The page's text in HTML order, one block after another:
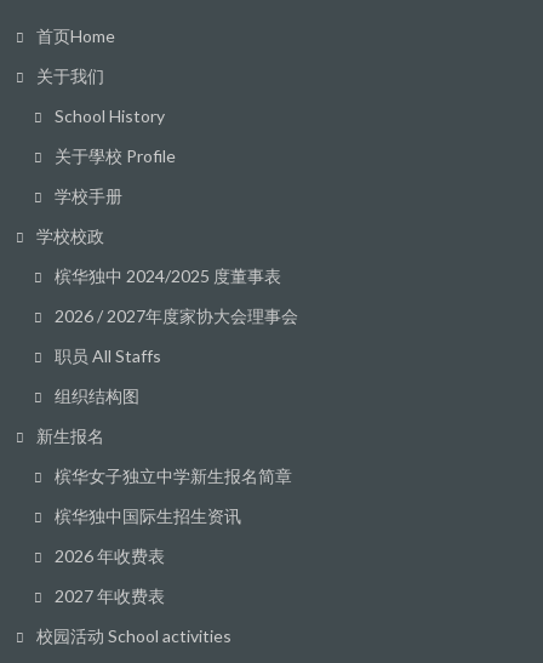
首页Home
关于我们
School History
关于學校 Profile
学校手册
学校校政
槟华独中 2024/2025 度董事表
2026 / 2027年度家协大会理事会
职员 All Staffs
组织结构图
新生报名
槟华女子独立中学新生报名简章
槟华独中国际生招生资讯
2026 年收费表
2027 年收费表
校园活动 School activities